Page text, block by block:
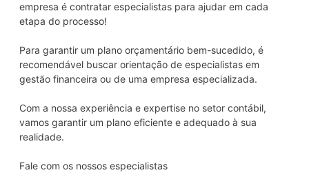
empresa é contratar especialistas para ajudar em cada
etapa do processo!
Para garantir um plano orçamentário bem-sucedido, é
recomendável buscar orientação de especialistas em
gestão financeira ou de uma empresa especializada.
Com a nossa experiência e expertise no setor contábil,
vamos garantir um plano eficiente e adequado à sua
realidade.
Fale com os nossos especialistas